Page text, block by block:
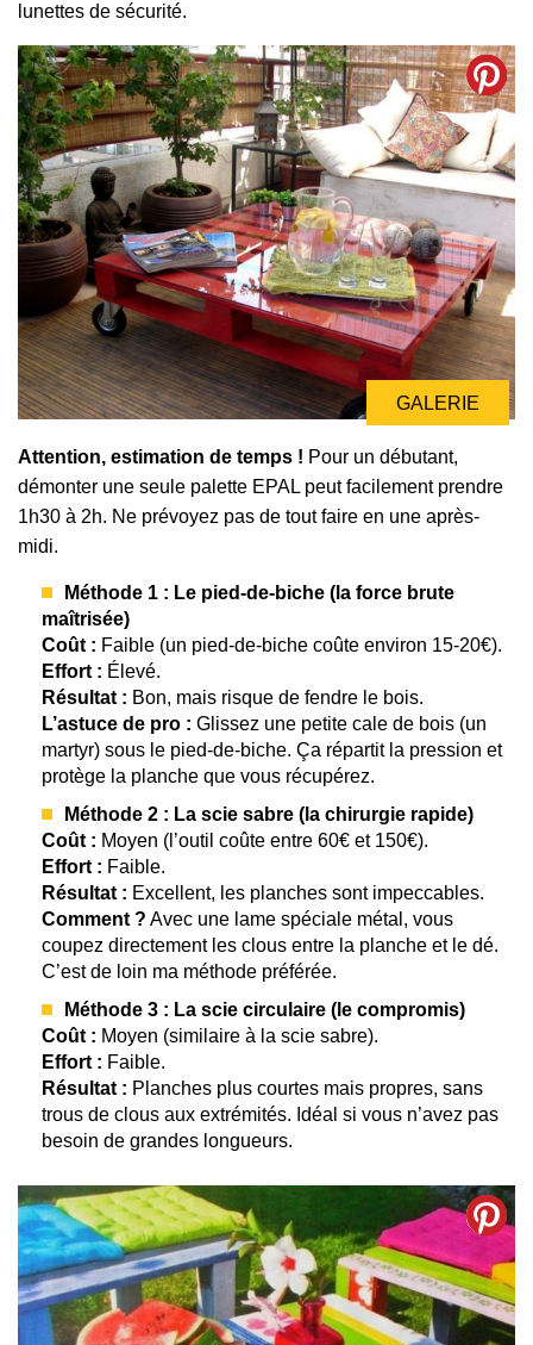
lunettes de sécurité.
GALERIE
GALERIE
Attention, estimation de temps ! Pour un débutant,
démonter une seule palette EPAL peut facilement prendre
1h30 à 2h. Ne prévoyez pas de tout faire en une après-
midi.
Méthode 1 : Le pied-de-biche (la force brute
maîtrisée)
Coût : Faible (un pied-de-biche coûte environ 15-20€).
Effort : Élevé.
Résultat : Bon, mais risque de fendre le bois.
L’astuce de pro : Glissez une petite cale de bois (un
martyr) sous le pied-de-biche. Ça répartit la pression et
protège la planche que vous récupérez.
Méthode 2 : La scie sabre (la chirurgie rapide)
Coût : Moyen (l’outil coûte entre 60€ et 150€).
Effort : Faible.
Résultat : Excellent, les planches sont impeccables.
Comment ? Avec une lame spéciale métal, vous
coupez directement les clous entre la planche et le dé.
C’est de loin ma méthode préférée.
Méthode 3 : La scie circulaire (le compromis)
Coût : Moyen (similaire à la scie sabre).
Effort : Faible.
Résultat : Planches plus courtes mais propres, sans
trous de clous aux extrémités. Idéal si vous n’avez pas
besoin de grandes longueurs.